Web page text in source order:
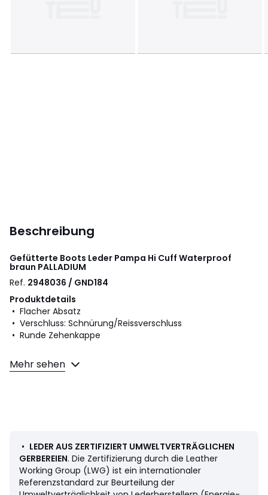
Beschreibung
Gefütterte Boots Leder Pampa Hi Cuff Waterproof
braun PALLADIUM
Ref. 2948036 / GND184
Produktdetails
• Flacher Absatz
• Verschluss: Schnürung/Reissverschluss
• Runde Zehenkappe
Material und Pflege
• Obermaterial: 100% Leder
Datenblatt zu den Umwelteigenschaften des Produkts
• Herstellungsort (Nähen, Anfertigung, Finish): Vietnam
Mehr sehen
• LEDER AUS ZERTIFIZIERT UMWELTVERTRÄGLICHEN
GERBEREIEN. Die Zertifizierung durch die Leather
Working Group (LWG) ist ein internationaler
Referenzstandard zur Beurteilung der